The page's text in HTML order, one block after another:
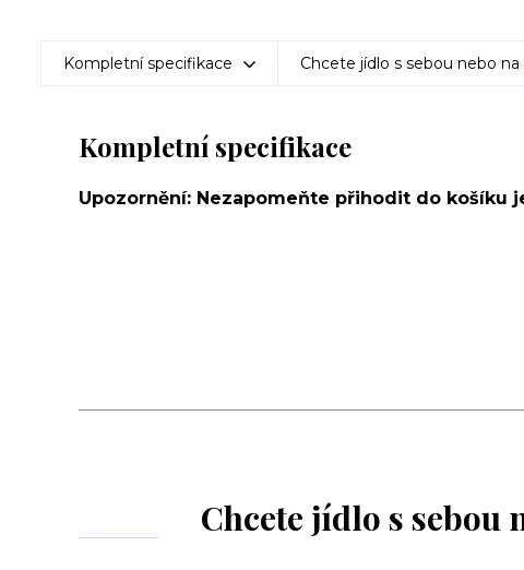
Kompletní specifikace Chcete jídlo s sebou nebo
Kompletní specifikace
Upozornění: Nezapomeňte přihodit do košíku
Chcete jídlo s sebou